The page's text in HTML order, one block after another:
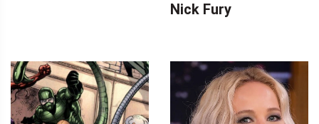
Nick Fury